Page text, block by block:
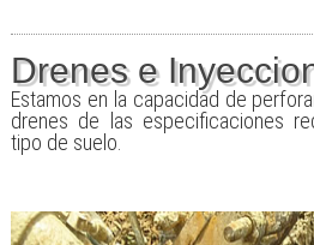
Drenes e
Estamos en la capacidad de
drenes de las especificaciones
tipo de suelo.